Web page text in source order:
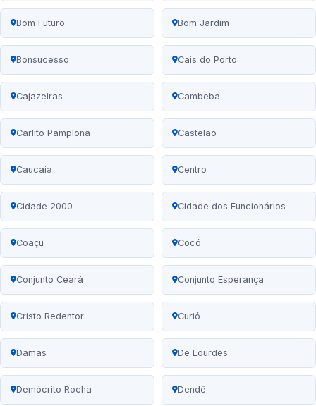
Bom Futuro Bom Jardim
Bonsucesso Cais do Porto
Cajazeiras Cambeba
Carlito Pamplona Castelão
Caucaia Centro
Cidade 2000 Cidade dos Funcionários
Coaçu Cocó
Conjunto Ceará Conjunto Esperança
Cristo Redentor Curió
Damas De Lourdes
Demócrito Rocha Dendê